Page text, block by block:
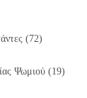
(72)
Ψωμιού (19)